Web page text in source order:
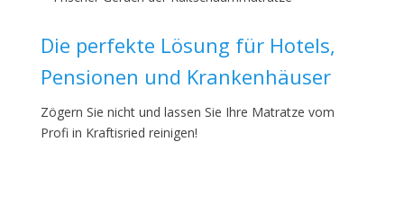
Die perfekte Lösung für Hotels,
Pensionen und Krankenhäuser
Zögern Sie nicht und lassen Sie Ihre Matratze vom
Profi in Kraftisried reinigen!